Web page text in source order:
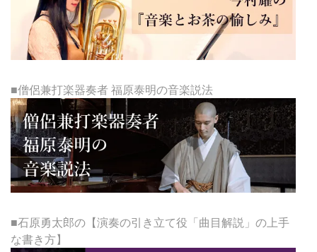
■僧侶兼打楽器奏者 福原泰明の音楽説法
■石原勇太郎の【演奏の引き立て役「曲目解説」の上手
な書き方】